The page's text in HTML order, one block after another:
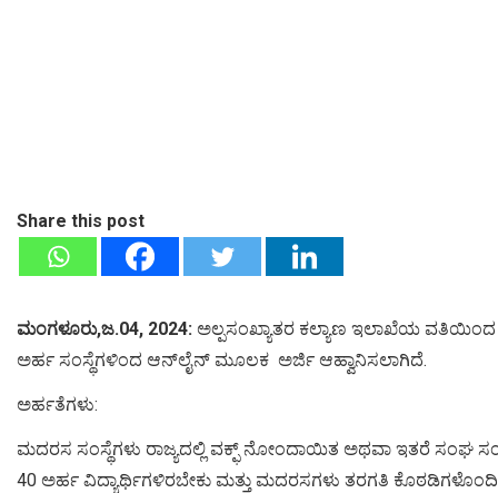
Share this post
ಮಂಗಳೂರು,ಜ.04, 2024: ಅಲ್ಪಸಂಖ್ಯಾತರ ಕಲ್ಯಾಣ ಇಲಾಖೆಯ ವತಿಯಿಂದ
ಅರ್ಹ ಸಂಸ್ಥೆಗಳಿಂದ ಆನ್‍ಲೈನ್ ಮೂಲಕ ಅರ್ಜಿ ಆಹ್ವಾನಿಸಲಾಗಿದೆ.
ಅರ್ಹತೆಗಳು:
ಮದರಸ ಸಂಸ್ಥೆಗಳು ರಾಜ್ಯದಲ್ಲಿ ವಕ್ಫ್ ನೋಂದಾಯಿತ ಅಥವಾ ಇತರೆ ಸಂಘ
40 ಅರ್ಹ ವಿದ್ಯಾರ್ಥಿಗಳಿರಬೇಕು ಮತ್ತು ಮದರಸಗಳು ತರಗತಿ